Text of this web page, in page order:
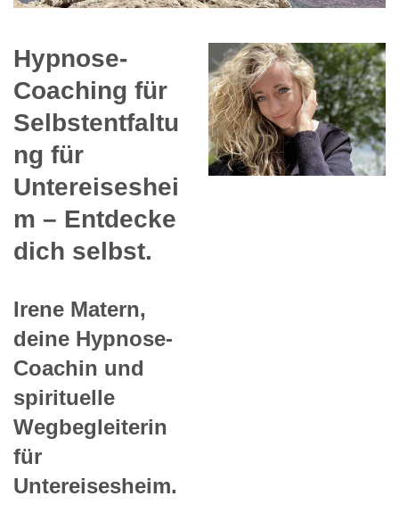
Hypnose-
Coaching für
Selbstentfaltu
ng für
Untereiseshei
m – Entdecke
dich selbst.
Irene Matern,
deine Hypnose-
Coachin und
spirituelle
Wegbegleiterin
für
Untereisesheim.